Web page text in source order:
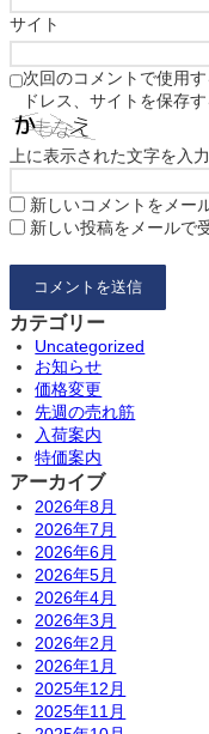
サイト
次回のコメントで使用
ドレス、サイトを保存す
上に表示された文字を入
新しいコメントをメー
新しい投稿をメールで
カテゴリー
Uncategorized
お知らせ
価格変更
先週の売れ筋
入荷案内
特価案内
アーカイブ
2026年8月
2026年7月
2026年6月
2026年5月
2026年4月
2026年3月
2026年2月
2026年1月
2025年12月
2025年11月